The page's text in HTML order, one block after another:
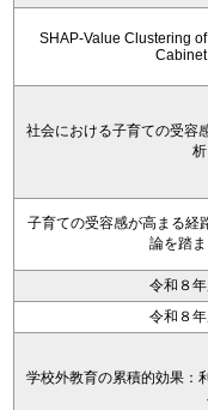
SHAP-Value Clustering
社会における子育ての受容
子育ての受容感が高まる経
論を踏
令和８
令和８
学校外教育の累積的効果：